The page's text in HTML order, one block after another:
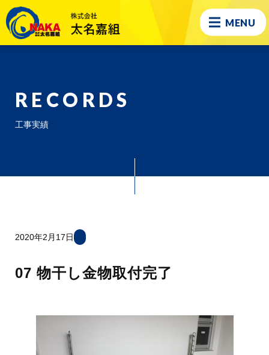
MENU
RECORDS
工事実績
2020年2月17日
07 物干し金物取付完了